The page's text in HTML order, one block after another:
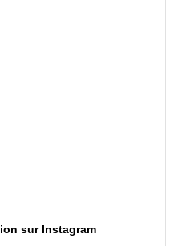
sur Instagram